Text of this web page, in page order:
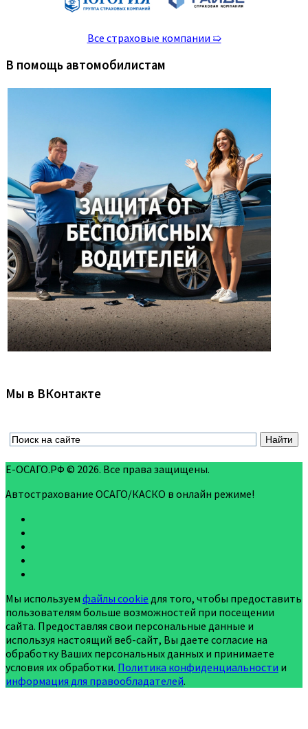
Все страховые компании ➯
В помощь автомобилистам
Мы в ВКонтакте
Е-ОСАГО.РФ © 2026. Все права защищены.
Автострахование ОСАГО/КАСКО в онлайн режиме!
Мы используем файлы cookie для того, чтобы предоставить
пользователям больше возможностей при посещении
сайта. Предоставляя свои персональные данные и
используя настоящий веб-сайт, Вы даете согласие на
обработку Ваших персональных данных и принимаете
условия их обработки. Политика конфиденциальности и
информация для правообладателей.